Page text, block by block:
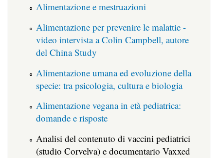
Alimentazione e mestruazioni
Alimentazione per prevenire le malattie -
video intervista a Colin Campbell, autore
del China Study
Alimentazione umana ed evoluzione della
specie: tra psicologia, cultura e biologia
Alimentazione vegana in età pediatrica:
domande e risposte
Analisi del contenuto di vaccini pediatrici
(studio Corvelva) e documentario Vaxxed